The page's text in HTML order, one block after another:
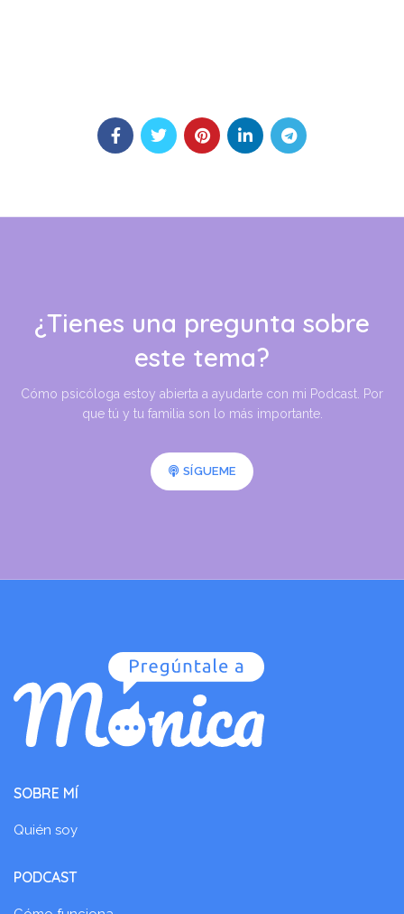
¿Tienes una pregunta sobre
este tema?
Cómo psicóloga estoy abierta a ayudarte con mi Podcast. Por
que tú y tu familia son lo más importante.
SÍGUEME
SOBRE MÍ
Quién soy
PODCAST